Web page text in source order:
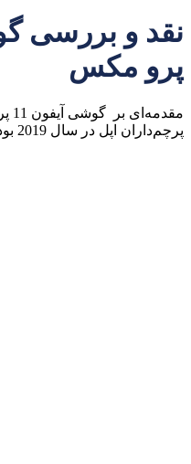
پرو مکس
پرچم‌داران اپل در سال 2019 بود که